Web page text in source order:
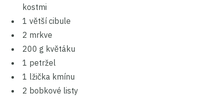
kostmi
1 větší cibule
2 mrkve
200 g květáku
1 petržel
1 lžička kmínu
2 bobkové listy